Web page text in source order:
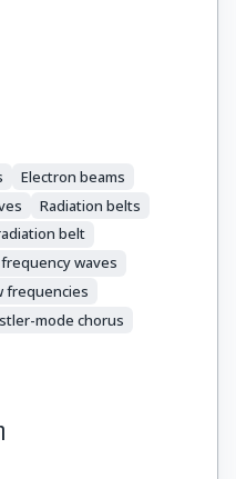
Electron beams
Radiation belts
belt
waves
frequencies
mode chorus